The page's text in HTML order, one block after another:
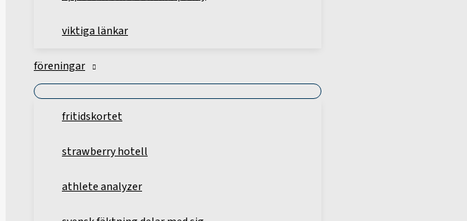
viktiga länkar
föreningar
fritidskortet
strawberry hotell
athlete analyzer